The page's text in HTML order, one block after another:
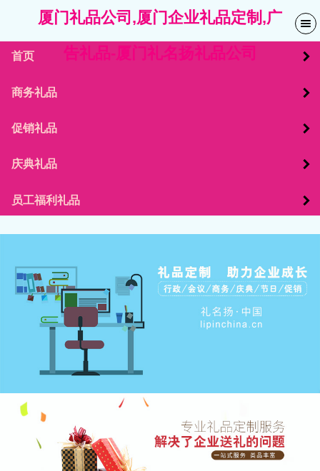
厦门礼品公司,厦门企业礼品定制,广
告礼品-厦门礼名扬礼品公司
首页
商务礼品
促销礼品
庆典礼品
员工福利礼品